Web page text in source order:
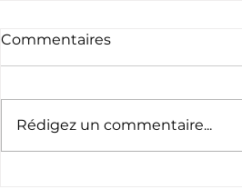
Commentaires
Rédigez un commentaire...